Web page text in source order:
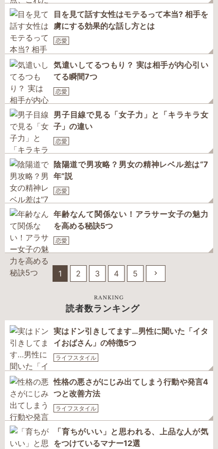
目を見て話す女性はモテるって本当? 相手を
虜にする効果的な話し方とは
恋愛
気遣いしてるつもり？ 実は相手が内心引い
てる瞬間7つ
恋愛
男子目線で見る「女子力」と「キラキラ女
子」の違い
恋愛
陰陽道で男攻略？男女の精神レベル差は“7
年”説
恋愛
年齢なんて関係ない！アラサー女子の魅力
を高める秘訣5つ
恋愛
1 2 3 4 5
RANKING
読者数ランキング
実はドン引きしてます…男性に聞いた「イタ
イおばさん」の特徴5つ
ライフスタイル
性格の悪さがにじみ出てしまう行動や発言4
つと改善方法
ライフスタイル
「育ちがいい」と思われる、上品な人が気
をつけているマナー12選